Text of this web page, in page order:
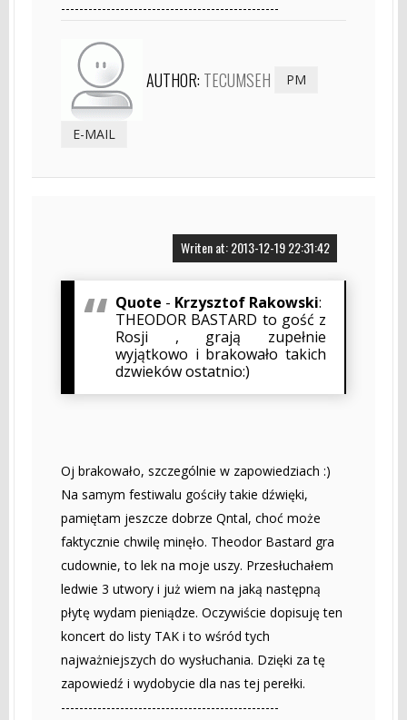
------------------------------------------------
AUTHOR: TECUMSEH PM
E-MAIL
Writen at: 2013-12-19 22:31:42
Quote - Krzysztof Rakowski:
THEODOR BASTARD to gość z
Rosji , grają zupełnie
wyjątkowo i brakowało takich
dzwieków ostatnio:)
Oj brakowało, szczególnie w zapowiedziach :)
Na samym festiwalu gościły takie dźwięki,
pamiętam jeszcze dobrze Qntal, choć może
faktycznie chwilę minęło. Theodor Bastard gra
cudownie, to lek na moje uszy. Przesłuchałem
ledwie 3 utwory i już wiem na jaką następną
płytę wydam pieniądze. Oczywiście dopisuję ten
koncert do listy TAK i to wśród tych
najważniejszych do wysłuchania. Dzięki za tę
zapowiedź i wydobycie dla nas tej perełki.
------------------------------------------------